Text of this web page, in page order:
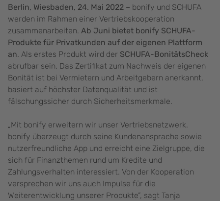
Berlin, Wiesbaden, 24. Mai 2022 – bonify und SCHUFA
werden im Rahmen einer Vertriebskooperation
zusammenarbeiten. Ab Juni bietet bonify SCHUFA-
Produkte für Privatkunden auf der eigenen Plattform
an. Als erstes Produkt wird der SCHUFA-BonitätsCheck
abrufbar sein. Das Zertifikat zum Nachweis der eigenen
Bonität ist bei Vermietern und Arbeitgebern anerkannt,
basiert auf höchster Datenqualität und ist
fälschungssicher durch Sicherheitsmerkmale.
„Mit bonify erweitern wir unser Vertriebsnetzwerk.
bonify überzeugt durch seine Kundenansprache sowie
nutzerfreundliche App und erreicht eine Zielgruppe, die
sich für Finanzthemen rund um Kredite und
Zahlungsverhalten interessiert. Von der Kooperation
versprechen wir uns auch Impulse für die
Weiterentwicklung unserer Produkte”, sagt Tanja